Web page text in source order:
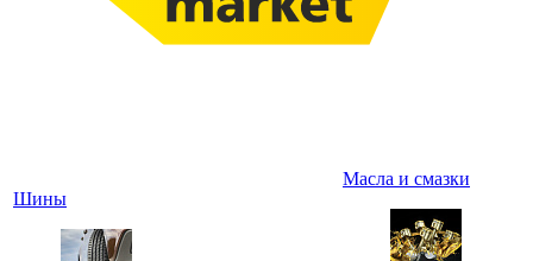
Шины
Масла и смазки